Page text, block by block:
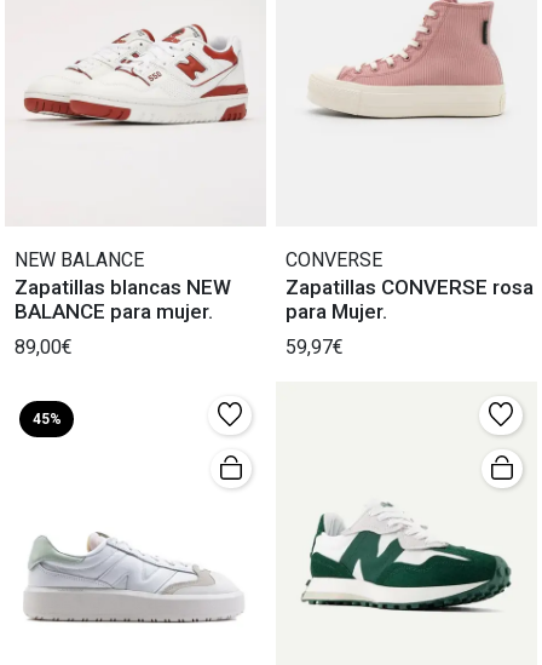
NEW BALANCE
Zapatillas blancas NEW
BALANCE para mujer.
89,00€
CONVERSE
Zapatillas CONVERSE rosa
para Mujer.
59,97€
45%